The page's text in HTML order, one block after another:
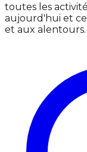
toutes les
aujourd'hui et
et aux alentours.